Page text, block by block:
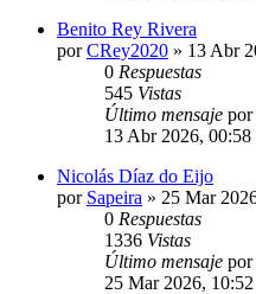
Benito Rey Rivera
porCRey2020 » 13 Abr
0 Respuestas
545 Vistas
Último mensaje por
13 Abr 2026, 00:58
Nicolás Díaz do Eijo
por Sapeira » 25 Mar
0 Respuestas
1336 Vistas
Último mensaje por
25 Mar 2026, 10:52